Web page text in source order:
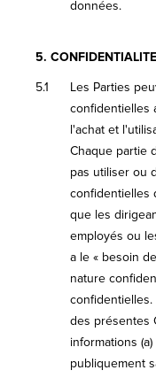
données.
5. CONFIDENTIALITE
5.1
Les Parties
confidentielles
l'achat et
Chaque partie
pas utiliser ou
confidentielles
que les
employés ou
a le « besoin
nature
des présentes
informations
publiquement